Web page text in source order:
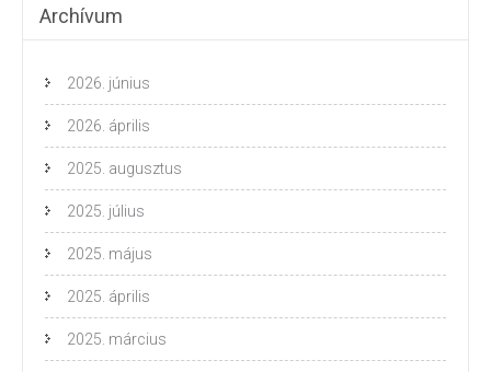
Archívum
2026. június
2026. április
2025. augusztus
2025. július
2025. május
2025. április
2025. március